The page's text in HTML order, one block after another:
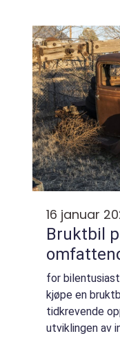
typer
16 januar
Bruktbil
for
kjøpe en
tidkrevende
utviklingen av